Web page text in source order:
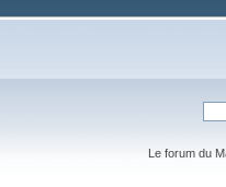
Le forum du